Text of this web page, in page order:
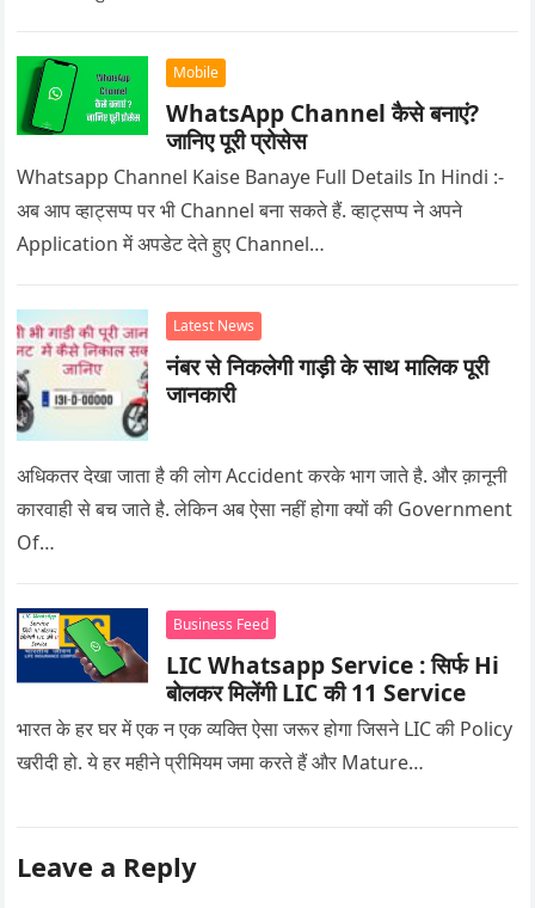
Mobile
WhatsApp Channel कैसे बनाएं?
जानिए पूरी प्रोसेस
Whatsapp Channel Kaise Banaye Full Details In Hindi :-
अब आप व्हाट्सप्प पर भी Channel बना सकते हैं. व्हाट्सप्प ने अपने
Application में अपडेट देते हुए Channel…
Latest News
नंबर से निकलेगी गाड़ी के साथ मालिक पूरी
जानकारी
अधिकतर देखा जाता है की लोग Accident करके भाग जाते है. और क़ानूनी
कारवाही से बच जाते है. लेकिन अब ऐसा नहीं होगा क्यों की Government
Of…
Business Feed
LIC Whatsapp Service : सिर्फ Hi
बोलकर मिलेंगी LIC की 11 Service
भारत के हर घर में एक न एक व्यक्ति ऐसा जरूर होगा जिसने LIC की Policy
खरीदी हो. ये हर महीने प्रीमियम जमा करते हैं और Mature…
Leave a Reply